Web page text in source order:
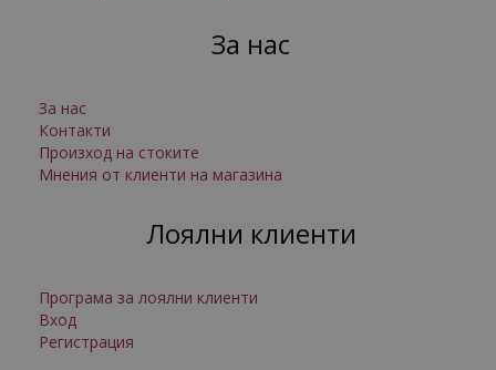
За нас
За нас
Контакти
Произход на стоките
Мнения от клиенти на магазина
Лоялни клиенти
Програма за лоялни клиенти
Вход
Регистрация